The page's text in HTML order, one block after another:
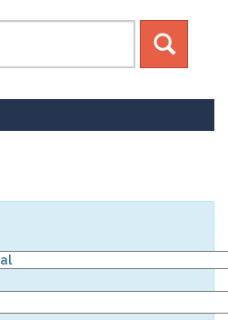
Canais